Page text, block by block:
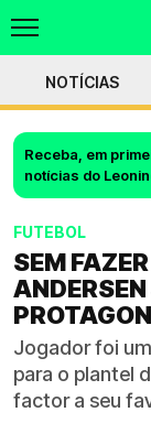
NOTÍCIAS
Receba, em
notícias do
FUTEBOL
SEM
Jogador foi
para o plantel
factor a seu